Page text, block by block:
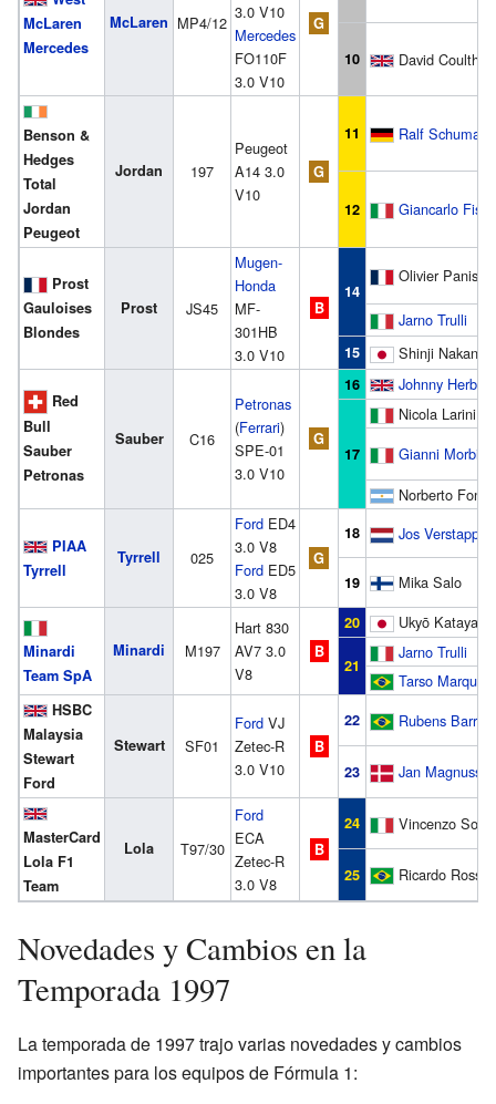
McLaren
Mercedes
McLaren MP4/12
3.0 V10
Mercedes
FO110F
3.0 V10
G
10
David
Benson &
Hedges
Total
Jordan
Peugeot
Jordan 197
Peugeot
A14 3.0
V10
G
11 Ralf
12 Giancarlo
Prost
Gauloises
Blondes
Prost JS45
Mugen-
Honda
MF-
301HB
3.0 V10
B
14
Olivier Panis
Jarno Trulli
15 Shinji Nakano
Red
Bull
Sauber
Petronas
Sauber C16
Petronas
(Ferrari)
SPE-01
3.0 V10
G
16 Johnny Herbert
17
Nicola Larini
Gianni
Norberto
PIAA
Tyrrell
Tyrrell 025
FordED4
3.0 V8
FordED5
3.0 V8
G
18 Jos Verstappen
19 Mika Salo
Minardi
Team SpA
Minardi M197
Hart 830
AV7 3.0
V8
B
20 Ukyō
21
Jarno Trulli
Tarso Marques
HSBC
Malaysia
Stewart
Ford
Stewart SF01
FordVJ
Zetec-R
3.0 V10
B
22 Rubens
23 Jan Magnussen
MasterCard
Lola F1
Team
Lola T97/30
Ford
ECA
Zetec-R
3.0 V8
B
24 Vincenzo
25 Ricardo Rosset
Novedades y Cambios en la
Temporada 1997
La temporada de 1997 trajo varias novedades y cambios
importantes para los equipos de Fórmula 1: